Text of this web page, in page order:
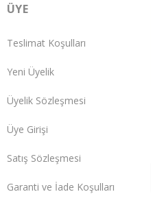
ÜYE
Teslimat Koşulları
Yeni Üyelik
Üyelik Sözleşmesi
Üye Girişi
Satış Sözleşmesi
Garanti ve İade Koşulları